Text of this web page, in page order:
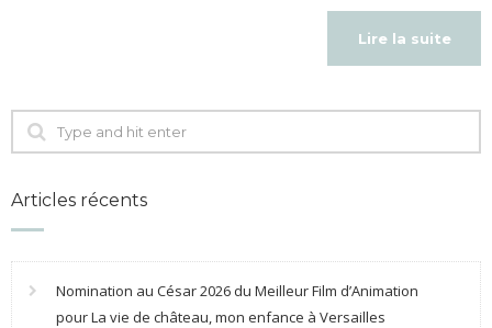
Lire la suite
Articles récents
Nomination au César 2026 du Meilleur Film d’Animation
pour La vie de château, mon enfance à Versailles